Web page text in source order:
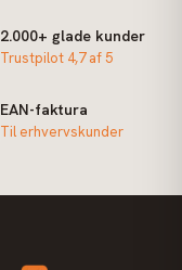
2.000+ glade kunder
Trustpilot 4,7 af 5
EAN-faktura
Til erhvervskunder